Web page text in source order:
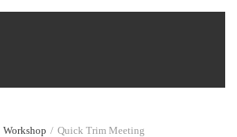
Workshop Quick Trim Meeting